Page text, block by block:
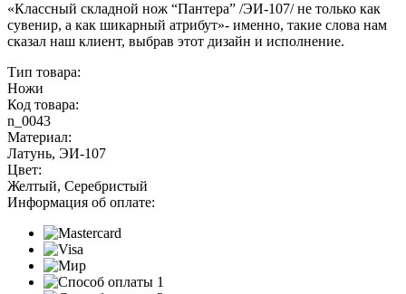
«Классный складной нож “Пантера” /ЭИ-107/ не только как
сувенир, а как шикарный атрибут»- именно, такие слова нам
сказал наш клиент, выбрав этот дизайн и исполнение.
Тип товара:
Ножи
Код товара:
n_0043
Материал:
Латунь, ЭИ-107
Цвет:
Желтый, Серебристый
Информация об оплате: